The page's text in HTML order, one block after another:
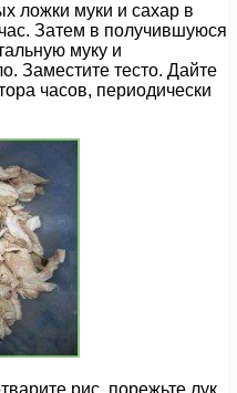
ложки муки и сахар в
Затем в получившуюся
муку и
Заместите тесто. Дайте
часов, периодически